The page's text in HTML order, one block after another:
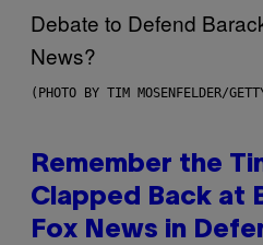
(PHOTO BY TIM MOSENFELDER/
Remember the
Clapped Back at
Fox News in